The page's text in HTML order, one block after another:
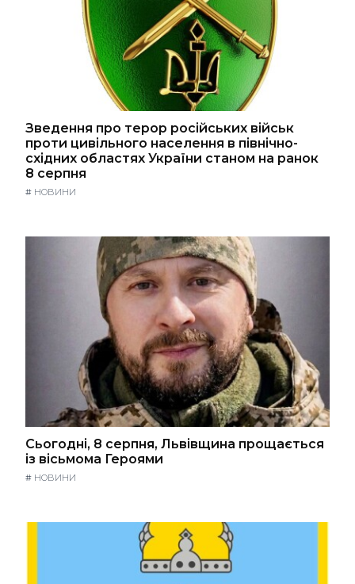
Зведення про терор російських військ
проти цивільного населення в північно-
східних областях України станом на ранок
8 серпня
# НОВИНИ
Сьогодні, 8 серпня, Львівщина прощається
із вісьмома Героями
# НОВИНИ